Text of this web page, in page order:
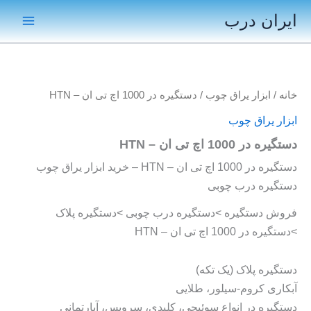
پرش
به
محتوا
ایران درب
Main
خانه / ابزار یراق چوب / دستگیره در 1000 اچ تی ان – HTN
ابزار یراق چوب
دستگیره در 1000 اچ تی ان – HTN
دستگیره در 1000 اچ تی ان – HTN – خرید ابزار یراق چوب
دستگیره درب چوبی
فروش دستگیره >دستگیره درب چوبی >دستگیره پلاک
>دستگیره در 1000 اچ تی ان – HTN
دستگیره پلاک (یک تکه)
آبکاری کروم-سیلور، طلایی
دستگیره در انواع سوئیچی، کلیدی، سرویس، آپارتمانی